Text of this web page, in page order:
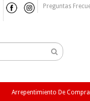
Preguntas
Arrepentimiento De Compra